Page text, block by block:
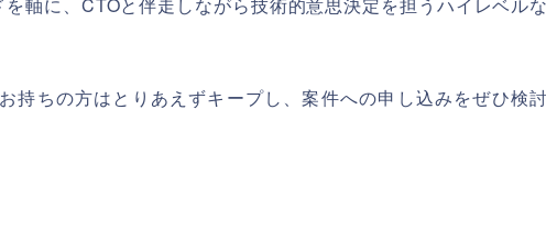
持ちの方はとりあえずキープし、案件への申し込みをぜひ検